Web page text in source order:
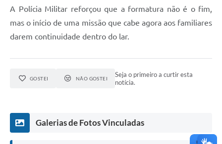
A Polícia Militar reforçou que a formatura não é o fim,
mas o início de uma missão que cabe agora aos familiares
darem continuidade dentro do lar.
GOSTEI NÃO GOSTEI
Seja o primeiro a curtir esta
notícia.
Galerias de Fotos Vinculadas